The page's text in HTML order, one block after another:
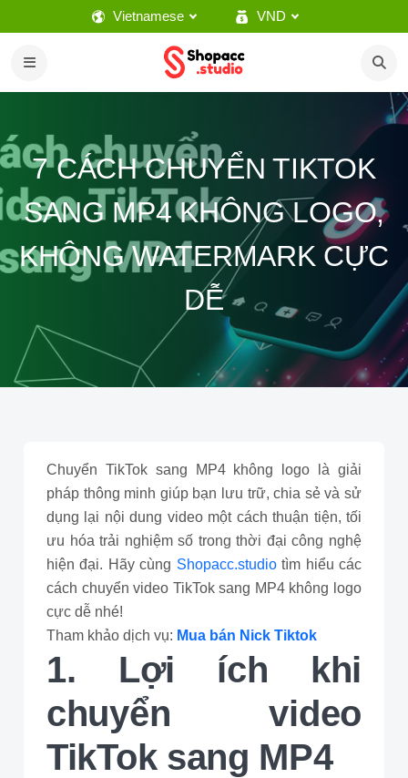
Vietnamese VND
7 CÁCH CHUYỂN TIKTOK
SANG MP4 KHÔNG LOGO,
KHÔNG WATERMARK CỰC
DỄ
Chuyển TikTok sang MP4 không logo là giải
pháp thông minh giúp bạn lưu trữ, chia sẻ và sử
dụng lại nội dung video một cách thuận tiện, tối
ưu hóa trải nghiệm số trong thời đại công nghệ
hiện đại. Hãy cùng Shopacc.studiotìm hiểu các
cách chuyển video TikTok sang MP4 không logo
cực dễ nhé!
Tham khảo dịch vụ: Mua bán Nick Tiktok
1. Lợi ích khi
chuyển video
TikTok sang MP4